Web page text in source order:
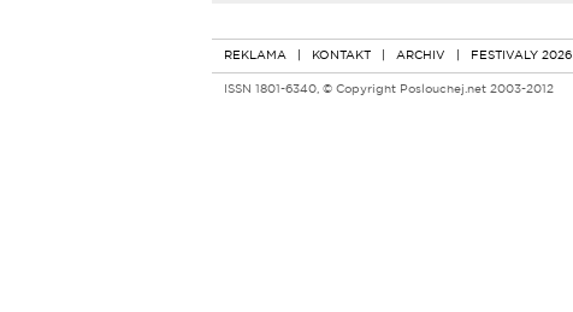
REKLAMA | KONTAKT | ARCHIV | FESTIVALY 2026
ISSN 1801-6340, © Copyright Poslouchej.net 2003-2012